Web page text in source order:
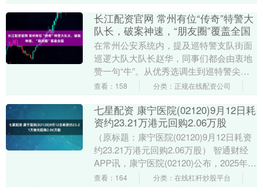
长江配资官网 常州有位“传奇”特警大
队长，破案神速，“朋友圈”覆盖全国
在常州公安系统内，提及巡特警支队街面
巡逻大队大队长赵华，同事们都会由衷地
赞一句“牛”。从优秀选调生到巡特警尖
兵，赵华以其创新锐气、为民温情与忠诚
查看：158 分类：正规在线配资公司
七星配资 康宁医院(02120)9月12日耗
资约23.21万港元回购2.06万股
（原标题：康宁医院(02120)9月12日耗资
约23.21万港元回购2.06万股） 智通财经
APP讯，康宁医院(02120)公布，2025年9
月12日耗资约23....
查看：164 分类：在线杠杆炒股平台